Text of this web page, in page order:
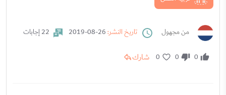
من مجهول تاريخ النشر: 22 إجابات
0
0
0 شارك